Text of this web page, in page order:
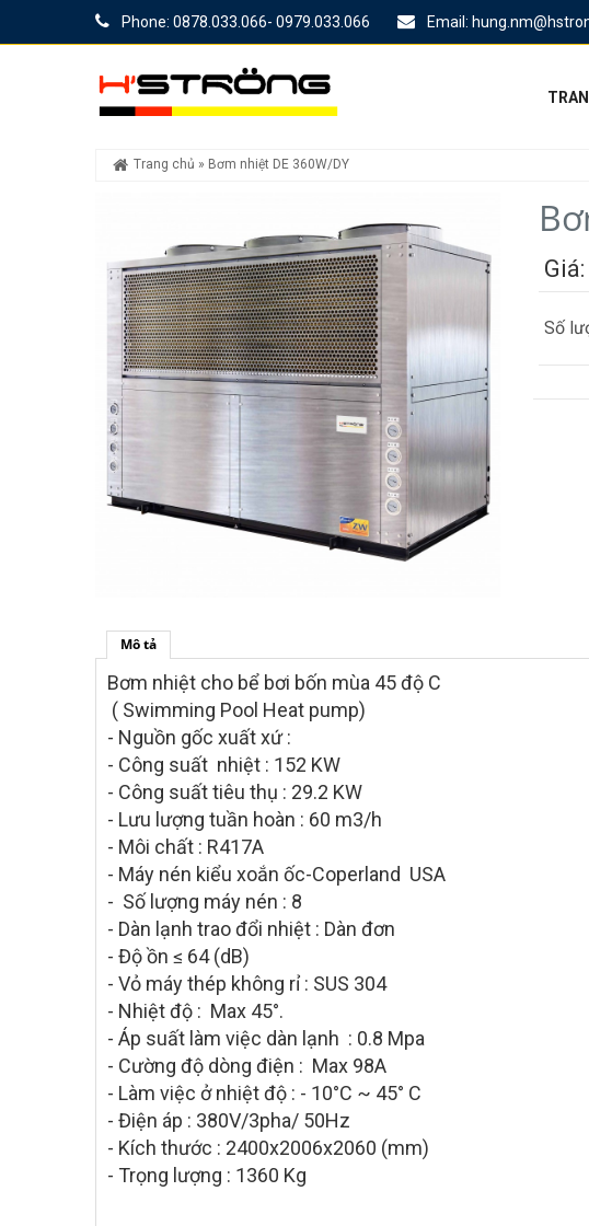
Phone: 0878.033.066- 0979.033.066 Email:
Trang chủ » Bơm nhiệt DE 360W/DY
Số
Mô tả
Bơm nhiệt cho bể bơi bốn mùa 45 độ C
( Swimming Pool Heat pump)
- Nguồn gốc xuất xứ :
- Công suất nhiệt : 152 KW
- Công suất tiêu thụ : 29.2 KW
- Lưu lượng tuần hoàn : 60 m3/h
- Môi chất : R417A
- Máy nén kiểu xoắn ốc-Coperland USA
- Số lượng máy nén : 8
- Dàn lạnh trao đổi nhiệt : Dàn đơn
- Độ ồn ≤ 64 (dB)
- Vỏ máy thép không rỉ : SUS 304
- Nhiệt độ : Max 45°.
- Áp suất làm việc dàn lạnh : 0.8 Mpa
- Cường độ dòng điện : Max 98A
- Làm việc ở nhiệt độ : - 10°C ~ 45° C
- Điện áp : 380V/3pha/ 50Hz
- Kích thước : 2400x2006x2060 (mm)
- Trọng lượng : 1360 Kg